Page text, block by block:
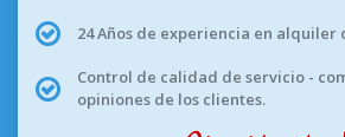
24 Años de experiencia en alquiler
Control de calidad de servicio -
opiniones de los clientes.